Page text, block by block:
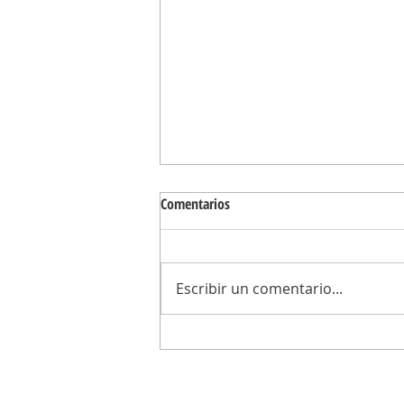
Comentarios
Escribir un comentario...